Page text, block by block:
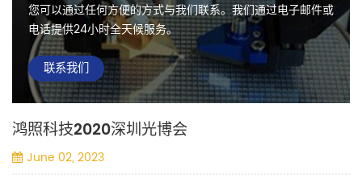
您可以通过任何方便的方式与我们联系。我们通过电子邮件或
电话提供24小时全天候服务。
联系我们
鸿照科技2020深圳光博会
June 02, 2023